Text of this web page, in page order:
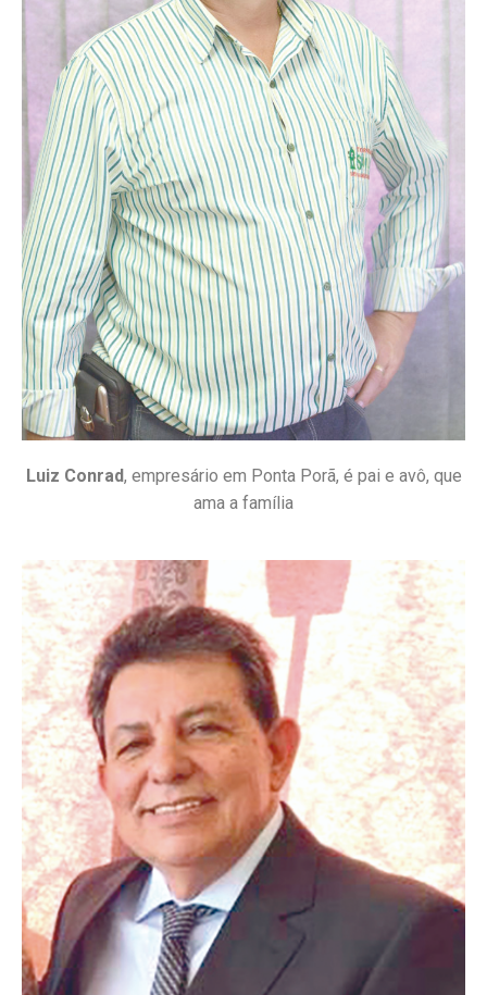
Luiz Conrad, empresário em Ponta Porã, é pai e avô, que
ama a família